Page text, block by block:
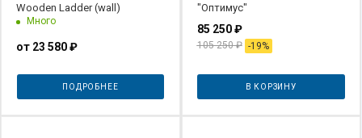
Wooden Ladder (wall)
Много
от 23 580 ₽
ПОДРОБНЕЕ
"Оптимус"
85 250₽
105 250₽ -19%
В КОРЗИНУ